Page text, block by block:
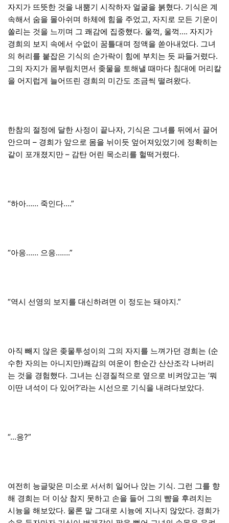
자지가 뜨뜻한 것을 내뿜기 시작하자 얼굴을 붉혔다. 기식은 계
속해서 숨을 몰아쉬며 하체에 힘을 주었고, 자지로 모든 기운이
쏠리는 것을 느끼며 그 쾌감에 집중했다. 울꺽, 울꺽…. 자지가
경희의 보지 속에서 수없이 꿈틀대며 정액을 쏟아내었다. 그녀
의 허리를 붙잡은 기식의 손가락이 힘에 부치는 듯 파들거렸다.
그의 자지가 몸부림치면서 좆물을 토해낼 때마다 침대에 머리칼
을 어지럽게 늘어뜨린 경희의 미간도 조금씩 떨려왔다.
한참의 절정에 달한 사정이 끝나자, 기식은 그녀를 뒤에서 끌어
안으며 – 경희가 앞으로 몸을 뉘이듯 엎어져있었기에 정확히는
같이 포개졌지만 – 감탄 어린 목소리를 헐떡거렸다.
“하아…… 죽인다….”
“아응…… 으응…….”
“역시 선영의 보지를 대신하려면 이 정도는 돼야지.”
아직 빼지 않은 좆물투성이의 그의 자지를 느껴가던 경희는 (순
수한 자의는 아니지만)쾌감의 여운이 한순간 산산조각 나버리
는 것을 경험했다. 그녀는 신경질적으로 옆으로 비켜앉고는 ‘뭐
이딴 녀석이 다 있어?’라는 시선으로 기식을 내려다보았다.
“…응?”
여전히 능글맞은 미소로 서서히 일어나 앉는 기식. 그런 그를 향
해 경희는 더 이상 참지 못하고 손을 들어 그의 뺨을 후려치는
시늉을 해보았다. 물론 말 그대로 시늉에 지나지 않았다. 경희가